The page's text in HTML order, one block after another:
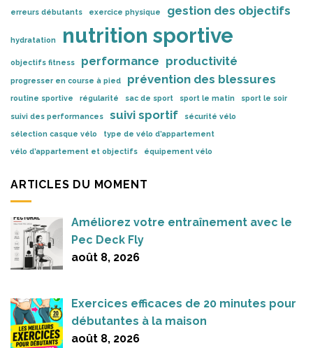
erreurs débutants exercice physique gestion des objectifs
hydratation nutrition sportive
objectifs fitness performance productivité
progresser en course à pied prévention des blessures
routine sportive régularité sac de sport sport le matin sport le soir
suivi des performances suivi sportif sécurité vélo
sélection casque vélo type de vélo d’appartement
vélo d’appartement et objectifs équipement vélo
ARTICLES DU MOMENT
Améliorez votre entraînement avec le
Pec Deck Fly
août 8, 2026
Exercices efficaces de 20 minutes pour
débutantes à la maison
août 8, 2026